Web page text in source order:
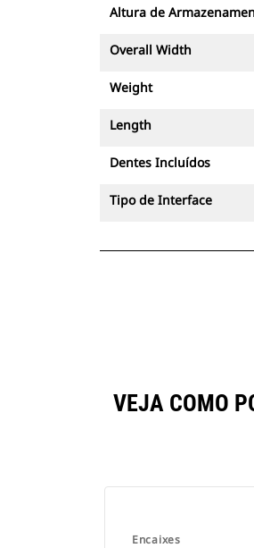
Altura de
Overall Width
Weight
Length
Dentes Incluídos
Tipo de Interface
VEJA COMO
Encaixes